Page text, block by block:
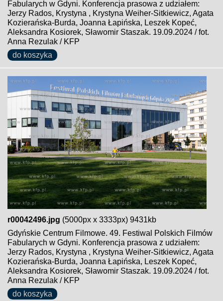
Fabularych w Gdyni. Konferencja prasowa z udziałem:
Jerzy Rados, Krystyna , Krystyna Weiher-Sitkiewicz, Agata
Kozierańska-Burda, Joanna Łapińska, Leszek Kopeć,
Aleksandra Kosiorek, Sławomir Staszak. 19.09.2024 / fot.
Anna Rezulak / KFP
do koszyka
r00042496.jpg (5000px x 3333px) 9431kb
Gdyńskie Centrum Filmowe. 49. Festiwal Polskich Filmów
Fabularych w Gdyni. Konferencja prasowa z udziałem:
Jerzy Rados, Krystyna , Krystyna Weiher-Sitkiewicz, Agata
Kozierańska-Burda, Joanna Łapińska, Leszek Kopeć,
Aleksandra Kosiorek, Sławomir Staszak. 19.09.2024 / fot.
Anna Rezulak / KFP
do koszyka